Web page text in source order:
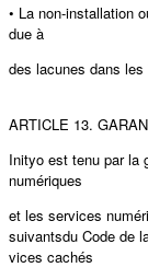
• La non-installation
due à
des lacunes dans
ARTICLE 13.
Inityo est tenu par la
numériques
et les services
suivantsdu Code de
vices cachés